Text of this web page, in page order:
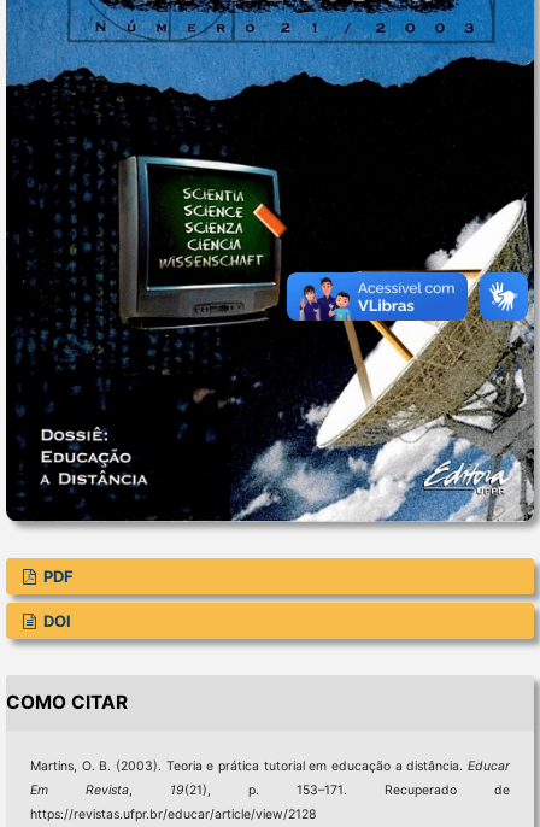
PDF
DOI
COMO CITAR
Martins, O. B. (2003). Teoria e prática tutorial em educação a distância.Educar
Em Revista, 19(21), p. 153–171. Recuperado de
https://revistas.ufpr.br/educar/article/view/2128